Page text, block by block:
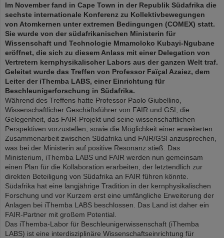
Im November fand in Cape Town in der Republik Südafrika die
sechste internationale Konferenz zu Kollektivbewegungen
von Atomkernen unter extremen Bedingungen (COMEX) statt.
Sie wurde von der südafrikanischen Ministerin für
Wissenschaft und Technologie Mmamoloko Kubayi-Ngubane
eröffnet, die sich zu diesem Anlass mit einer Delegation von
Vertretern kernphysikalischer Labors aus der ganzen Welt traf.
Geleitet wurde das Treffen von Professor Faïҫal Azaiez, dem
Leiter der iThemba LABS, einer Einrichtung für
Beschleunigerforschung in Südafrika.
Während des Treffens hatte Professor Paolo Giubellino,
Wissenschaftlicher Geschäftsführer von FAIR und GSI, die
Gelegenheit, das FAIR-Projekt und seine wissenschaftlichen
Perspektiven vorzustellen, sowie die Möglichkeit einer erweiterten
Zusammenarbeit zwischen Südafrika und FAIR/GSI anzusprechen,
was bei der Ministerin auf positive Resonanz stieß. Das
Ministerium, iThemba LABS und FAIR werden nun gemeinsam
einen Plan für die Kollaboration erarbeiten, der letztendlich zur
direkten Beteiligung von Südafrika an FAIR führen könnte.
Südafrika hat eine langjährige Tradition in der kernphysikalischen
Forschung und vor Kurzem erst eine umfängliche Erweiterung der
Anlagen bei iThemba LABS beschlossen. Das Land ist daher ein
FAIR-Partner mit großem Potential.
Das iThemba-Labor für Beschleunigerwissenschaft (iThemba
LABS) ist eine interdisziplinäre Wissenschaftseinrichtung für